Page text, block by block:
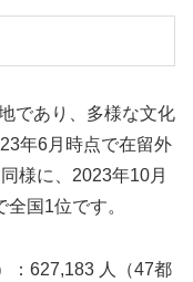
であり、多様な文化
年6月時点で在留外
様に、2023年10月
国1位です。
：627,183 人（47都